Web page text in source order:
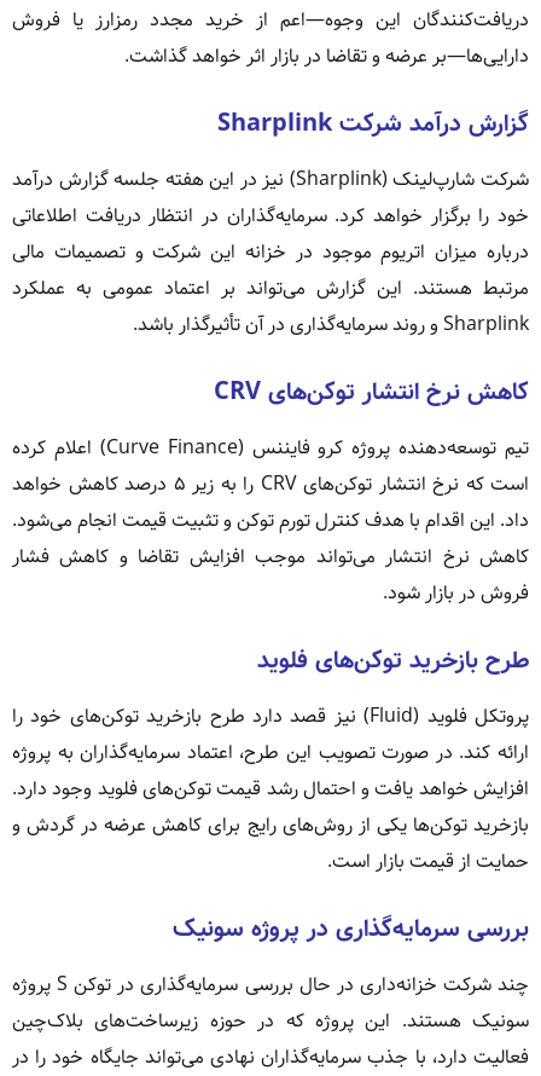
دریافت‌کنندگان این وجوه—اعم از خرید مجدد رمزارز یا فروش
دارایی‌ها—بر عرضه و تقاضا در بازار اثر خواهد گذاشت.
گزارش درآمد شرکت Sharplink
شرکت شارپ‌لینک (Sharplink) نیز در این هفته جلسه گزارش درآمد
خود را برگزار خواهد کرد. سرمایه‌گذاران در انتظار دریافت اطلاعاتی
درباره میزان اتریوم موجود در خزانه این شرکت و تصمیمات مالی
مرتبط هستند. این گزارش می‌تواند بر اعتماد عمومی به عملکرد
Sharplink و روند سرمایه‌گذاری در آن تأثیرگذار باشد.
کاهش نرخ انتشار توکن‌های CRV
تیم توسعه‌دهنده پروژه کرو فایننس (Curve Finance) اعلام کرده
است که نرخ انتشار توکن‌های CRV را به زیر ۵ درصد کاهش خواهد
داد. این اقدام با هدف کنترل تورم توکن و تثبیت قیمت انجام می‌شود.
کاهش نرخ انتشار می‌تواند موجب افزایش تقاضا و کاهش فشار
فروش در بازار شود.
طرح بازخرید توکن‌های فلوید
پروتکل فلوید (Fluid) نیز قصد دارد طرح بازخرید توکن‌های خود را
ارائه کند. در صورت تصویب این طرح، اعتماد سرمایه‌گذاران به پروژه
افزایش خواهد یافت و احتمال رشد قیمت توکن‌های فلوید وجود دارد.
بازخرید توکن‌ها یکی از روش‌های رایج برای کاهش عرضه در گردش و
حمایت از قیمت بازار است.
بررسی سرمایه‌گذاری در پروژه سونیک
چند شرکت خزانه‌داری در حال بررسی سرمایه‌گذاری در توکن S پروژه
سونیک هستند. این پروژه که در حوزه زیرساخت‌های بلاک‌چین
فعالیت دارد، با جذب سرمایه‌گذاران نهادی می‌تواند جایگاه خود را در